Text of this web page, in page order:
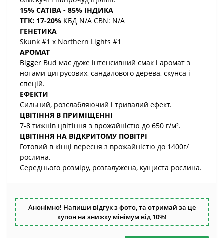
15% САТІВА - 85% ІНДИКА
ТГК: 17-20% КБД N/A CBN: N/A
ГЕНЕТИКА
Skunk #1 x Northern Lights #1
АРОМАТ
Bigger Bud має дуже інтенсивний смак і аромат з
нотами цитрусових, сандалового дерева, скунса і
спецій.
ЕФЕКТИ
Сильний, розслабляючий і тривалий ефект.
ЦВІТІННЯ В ПРИМІЩЕННІ
7-8 тижнів цвітіння з врожайністю до 650 г/м².
ЦВІТІННЯ НА ВІДКРИТОМУ ПОВІТРІ
Готовий в кінці вересня з врожайністю до 1400г/
рослина.
Середнього розміру, розгалужена, кущиста рослина.
Анонімно! Напиши відгук з фото, та отримай за це
купон на знижку мінімум від 10%!